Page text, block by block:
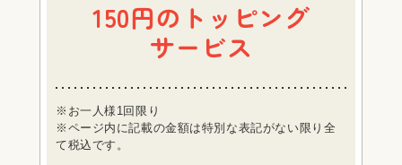
150円のトッピング
サービス
※お一人様1回限り
※ページ内に記載の金額は特別な表記がない限り全
て税込です。